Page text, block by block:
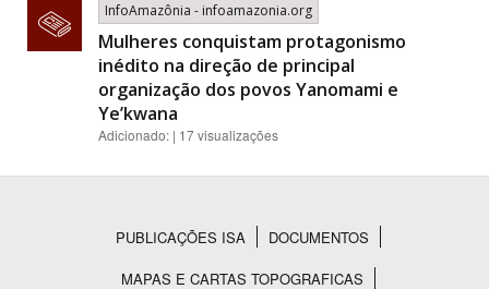
InfoAmazônia - infoamazonia.org
Mulheres conquistam protagonismo
inédito na direção de principal
organização dos povos Yanomami e
Ye’kwana
Adicionado: | 17 visualizações
Rodapé
PUBLICAÇÕES ISA
DOCUMENTOS
MAPAS E CARTAS TOPOGRAFICAS